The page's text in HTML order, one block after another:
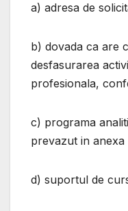
a) adresa de
b) dovada ca are
desfasurarea
profesionala,
c) programa
prevazut in anexa
d) suportul de